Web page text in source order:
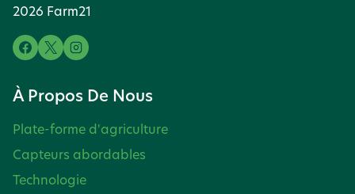
2026 Farm21
À Propos De Nous
Plate-forme d'agriculture
Capteurs abordables
Technologie